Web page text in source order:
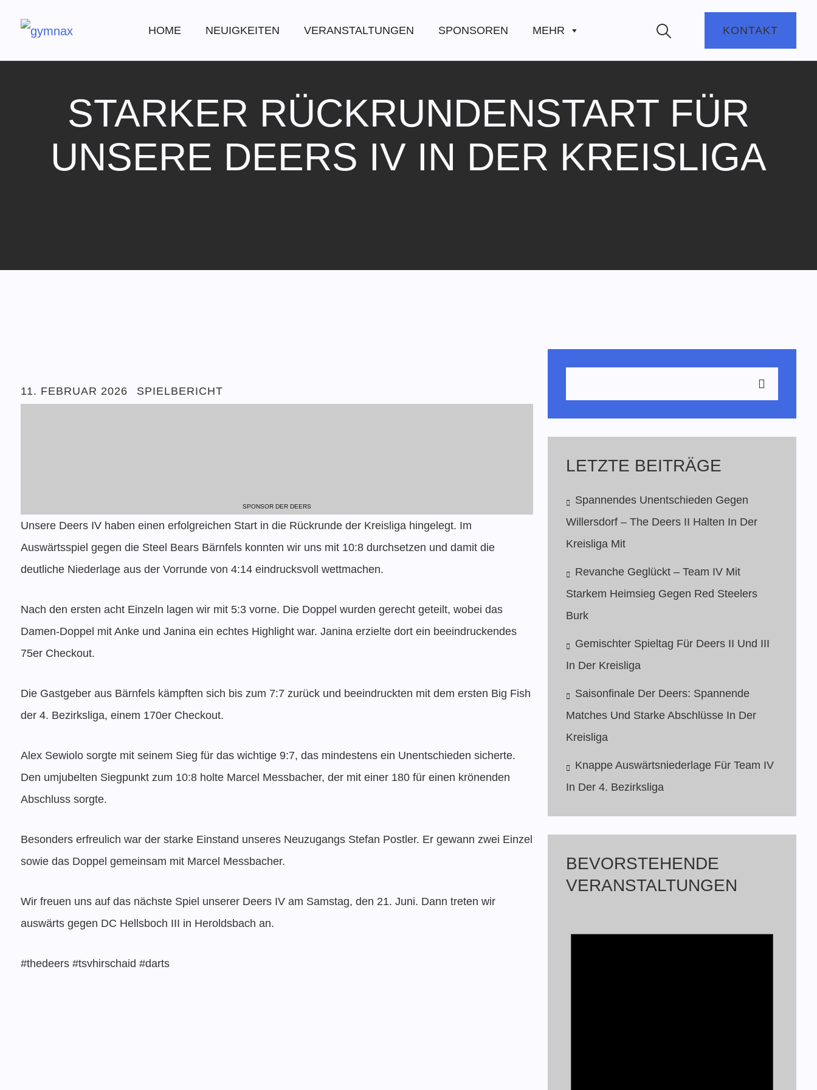
HOME NEUIGKEITEN VERANSTALTUNGEN SPONSOREN MEHR KONTAKT
STARKER RÜCKRUNDENSTART FÜR
UNSERE DEERS IV IN DER KREISLIGA
11. FEBRUAR 2026 SPIELBERICHT
SPONSOR DER DEERS
Unsere Deers IV haben einen erfolgreichen Start in die Rückrunde der Kreisliga hingelegt. Im
Auswärtsspiel gegen die Steel Bears Bärnfels konnten wir uns mit 10:8 durchsetzen und damit die
deutliche Niederlage aus der Vorrunde von 4:14 eindrucksvoll wettmachen.
Nach den ersten acht Einzeln lagen wir mit 5:3 vorne. Die Doppel wurden gerecht geteilt, wobei das
Damen-Doppel mit Anke und Janina ein echtes Highlight war. Janina erzielte dort ein beeindruckendes
75er Checkout.
Die Gastgeber aus Bärnfels kämpften sich bis zum 7:7 zurück und beeindruckten mit dem ersten Big Fish
der 4. Bezirksliga, einem 170er Checkout.
Alex Sewiolo sorgte mit seinem Sieg für das wichtige 9:7, das mindestens ein Unentschieden sicherte.
Den umjubelten Siegpunkt zum 10:8 holte Marcel Messbacher, der mit einer 180 für einen krönenden
Abschluss sorgte.
Besonders erfreulich war der starke Einstand unseres Neuzugangs Stefan Postler. Er gewann zwei Einzel
sowie das Doppel gemeinsam mit Marcel Messbacher.
Wir freuen uns auf das nächste Spiel unserer Deers IV am Samstag, den 21. Juni. Dann treten wir
auswärts gegen DC Hellsboch III in Heroldsbach an.
#thedeers #tsvhirschaid #darts
LETZTE BEITRÄGE
Spannendes Unentschieden Gegen
Willersdorf – The Deers II Halten In Der
Kreisliga Mit
Revanche Geglückt – Team IV Mit
Starkem Heimsieg Gegen Red Steelers
Burk
Gemischter Spieltag Für Deers II Und III
In Der Kreisliga
Saisonfinale Der Deers: Spannende
Matches Und Starke Abschlüsse In Der
Kreisliga
Knappe Auswärtsniederlage Für Team IV
In Der 4. Bezirksliga
BEVORSTEHENDE
VERANSTALTUNGEN